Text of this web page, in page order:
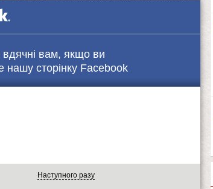
грн (+0,0126 грн). А курс євро
грн/долар (купівля-продаж)
вам, якщо ви
нашу сторінку Facebook
Наступного разу